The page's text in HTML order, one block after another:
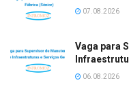
07.08.2026
Vaga para
06.08.2026